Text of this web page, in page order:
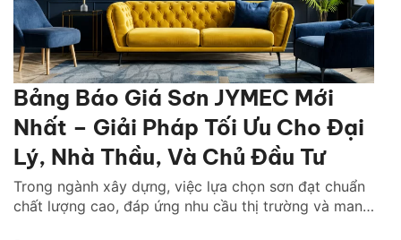
Bảng Báo Giá Sơn JYMEC Mới
Nhất – Giải Pháp Tối Ưu Cho Đại
Lý, Nhà Thầu, Và Chủ Đầu Tư
Trong ngành xây dựng, việc lựa chọn sơn đạt chuẩn
chất lượng cao, đáp ứng nhu cầu thị trường và mang